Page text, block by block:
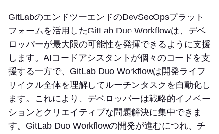
GitLabのエンドツーエンドのDevSecOpsプラット
フォームを活用したGitLab Duo Workflowは、デベ
ロッパーが最大限の可能性を発揮できるように支援
します。AIコードアシスタントが個々のコードを支
援する一方で、GitLab Duo Workflowは開発ライフ
サイクル全体を理解してルーチンタスクを自動化し
ます。これにより、デベロッパーは戦略的イノベー
ションとクリエイティブな問題解決に集中できま
す。GitLab Duo Workflowの開発が進むにつれ、チ